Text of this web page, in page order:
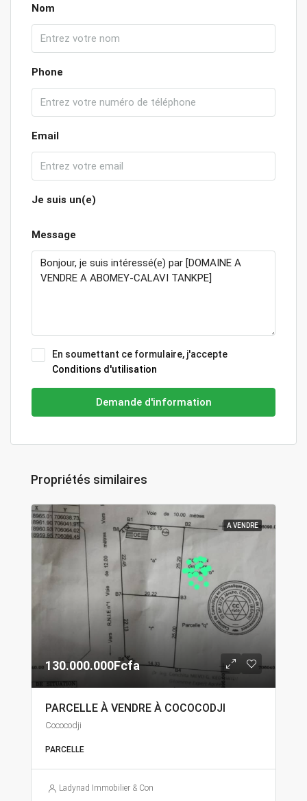
Nom
Phone
Email
Je suis un(e)
Message
En soumettant ce formulaire, j'accepte
Conditions d'utilisation
Demande d'information
Propriétés similaires
A VENDRE
130.000.000Fcfa
PARCELLE À VENDRE À COCOCODJI
Cococodji
PARCELLE
Ladynad Immobilier & Construction